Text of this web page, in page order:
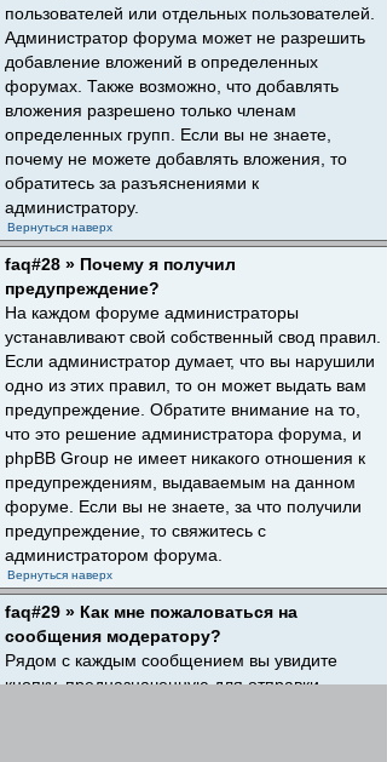
пользователей или отдельных пользователей.
Администратор форума может не разрешить
добавление вложений в определенных
форумах. Также возможно, что добавлять
вложения разрешено только членам
определенных групп. Если вы не знаете,
почему не можете добавлять вложения, то
обратитесь за разъяснениями к
администратору.
Вернуться наверх
faq#28 » Почему я получил
предупреждение?
На каждом форуме администраторы
устанавливают свой собственный свод правил.
Если администратор думает, что вы нарушили
одно из этих правил, то он может выдать вам
предупреждение. Обратите внимание на то,
что это решение администратора форума, и
phpBB Group не имеет никакого отношения к
предупреждениям, выдаваемым на данном
форуме. Если вы не знаете, за что получили
предупреждение, то свяжитесь с
администратором форума.
Вернуться наверх
faq#29 » Как мне пожаловаться на
сообщения модератору?
Рядом с каждым сообщением вы увидите
кнопку, предназначенную для отправки